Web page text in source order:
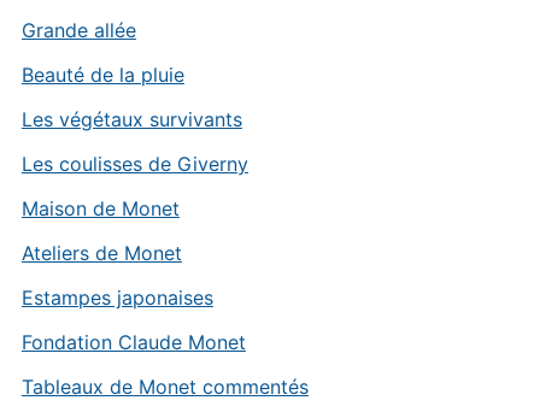
Grande allée
Beauté de la pluie
Les végétaux survivants
Les coulisses de Giverny
Maison de Monet
Ateliers de Monet
Estampes japonaises
Fondation Claude Monet
Tableaux de Monet commentés